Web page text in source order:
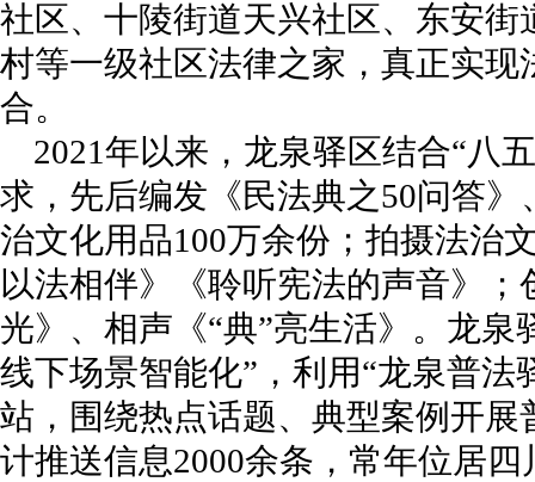
社区、十陵街道天兴社区、东安
村等一级社区法律之家，真正实
合。
2021年以来，龙泉驿区结合“八
求，先后编发《民法典之50问答
治文化用品100万余份；拍摄法治
以法相伴》《聆听宪法的声音》
光》、相声《“典”亮生活》。龙泉
线下场景智能化”，利用“龙泉普法
站，围绕热点话题、典型案例开展
计推送信息2000余条，常年位居